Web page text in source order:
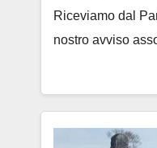
Riceviamo dal
nostro avviso